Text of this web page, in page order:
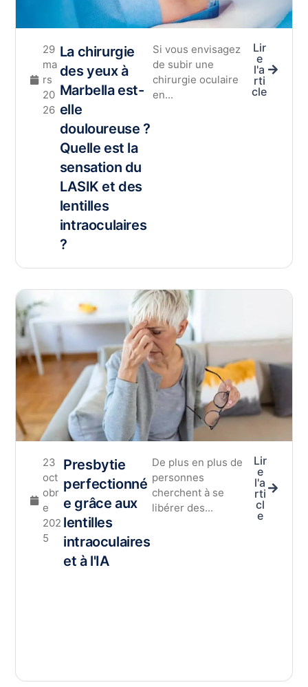
29
ma
rs
20
26
La chirurgie
des yeux à
Marbella est-
elle
douloureuse ?
Quelle est la
sensation du
LASIK et des
lentilles
intraoculaires
?
Si vous envisagez
de subir une
chirurgie oculaire
en...
Lir
e
l'a
rti
cle
23
oct
obr
e
202
5
Presbytie
perfectionné
e grâce aux
lentilles
intraoculaires
et à l'IA
De plus en plus de
personnes
cherchent à se
libérer des...
Lir
e
l'a
rti
cl
e